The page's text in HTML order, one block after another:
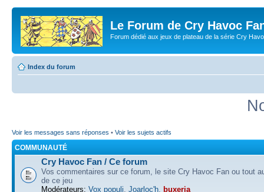
Le Forum de Cry Havoc
Forum dédié aux jeux de plateau de la série Cry
Index du forum
Voir les messages sans réponses • Voir les sujets actifs
COMMUNAUTÉ
Cry Havoc Fan / Ce forum
Vos commentaires sur ce forum, le site Cry Havoc Fan ou tout
de ce jeu
Modérateurs: Vox populi, Joarloc'h, buxeria